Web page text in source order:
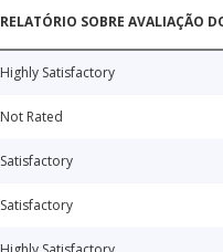
RELATÓRIO SOBRE AVALIAÇÃO
Highly Satisfactory
Not Rated
Satisfactory
Satisfactory